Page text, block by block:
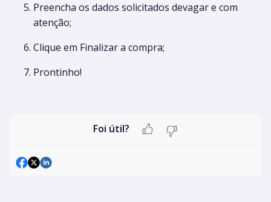
Preencha os dados solicitados devagar e com
atenção;
Clique em Finalizar a compra;
Prontinho!
Foi útil?